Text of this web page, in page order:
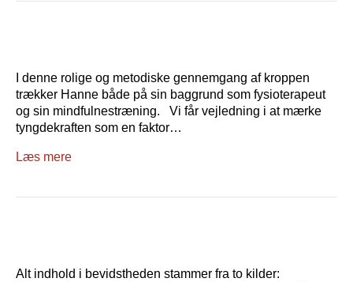
I denne rolige og metodiske gennemgang af kroppen
trækker Hanne både på sin baggrund som fysioterapeut
og sin mindfulnestræning. Vi får vejledning i at mærke
tyngdekraften som en faktor…
Læs mere
Alt indhold i bevidstheden stammer fra to kilder: